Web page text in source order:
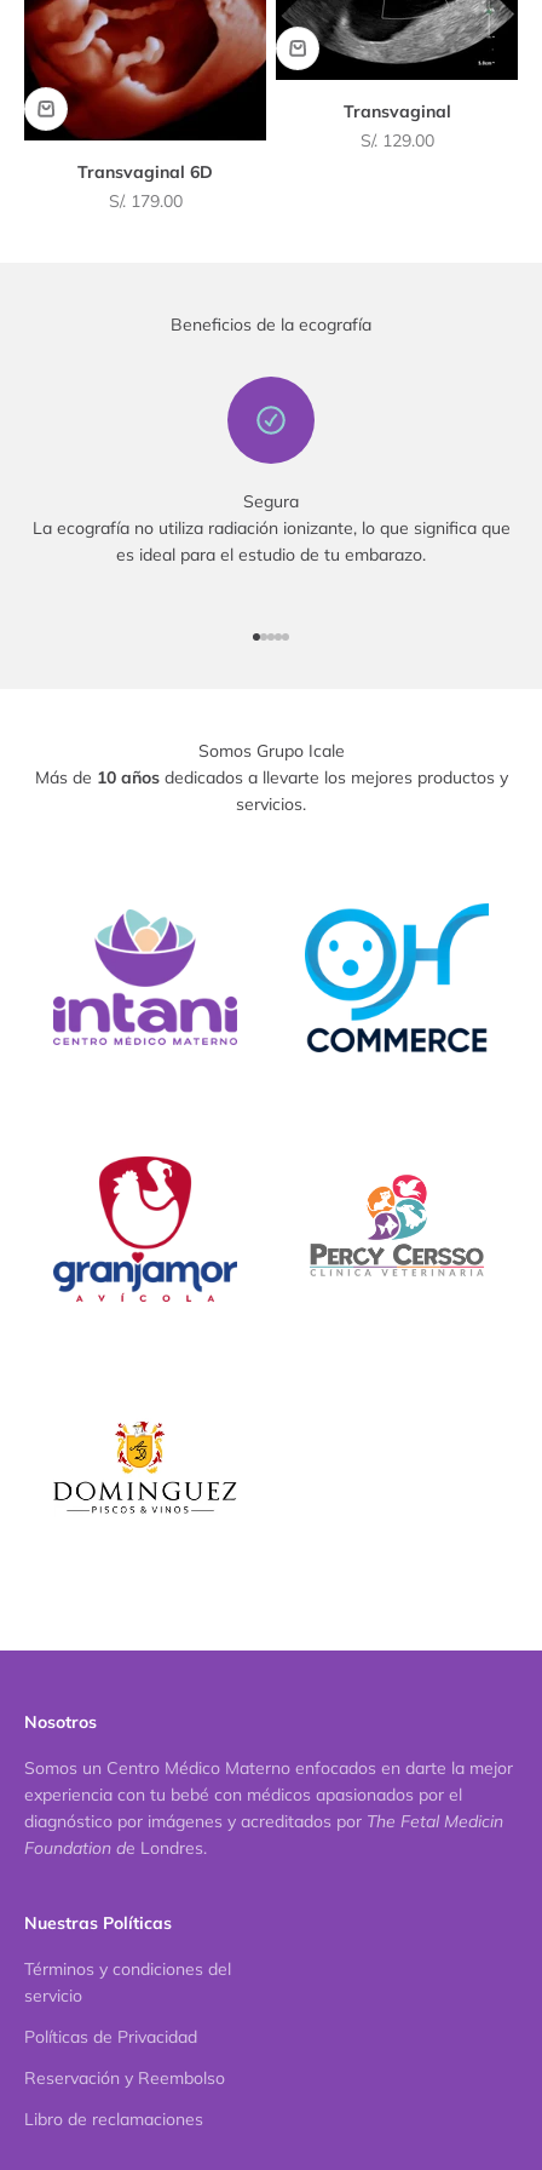
Transvaginal 6D
Precio de oferta
S/. 179.00
Transvaginal
Precio de oferta
S/. 129.00
Beneficios de la ecografía
Segura
La ecografía no utiliza radiación ionizante, lo que significa que
es ideal para el estudio de tu embarazo.
Somos Grupo Icale
Más de 10 añosdedicados a llevarte los mejores productos y
servicios.
Nosotros
Somos un Centro Médico Materno enfocados en darte la mejor
experiencia con tu bebé con médicos apasionados por el
diagnóstico por imágenes y acreditados por The Fetal Medicin
Foundation de Londres.
Nuestras Políticas
Términos y condiciones del
servicio
Políticas de Privacidad
Reservación y Reembolso
Libro de reclamaciones